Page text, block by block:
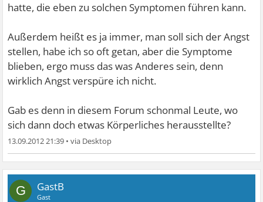
hatte, die eben zu solchen Symptomen führen kann.
Außerdem heißt es ja immer, man soll sich der Angst
stellen, habe ich so oft getan, aber die Symptome
blieben, ergo muss das was Anderes sein, denn
wirklich Angst verspüre ich nicht.
Gab es denn in diesem Forum schonmal Leute, wo
sich dann doch etwas Körperliches herausstellte?
13.09.2012 21:39 •
G GastB
Gast